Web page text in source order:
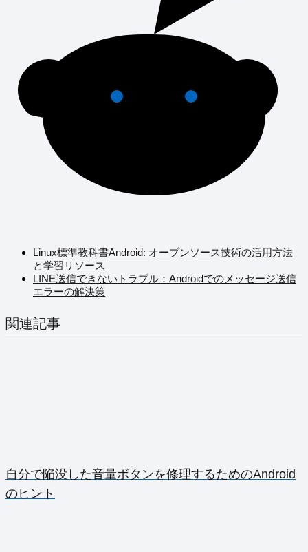
Linux標準教科書Android: オープンソース技術の活用方法
と学習リソース
LINE送信できないトラブル：Androidでのメッセージ送信
エラーの解決策
関連記事
自分で陥没した音量ボタンを修理するためのAndroid
のヒント